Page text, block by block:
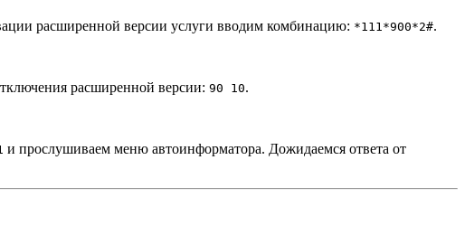
расширенной версии услуги вводим комбинацию: *111*900*2#.
расширенной версии: 90 10.
и прослушиваем меню автоинформатора. Дожидаемся ответа от